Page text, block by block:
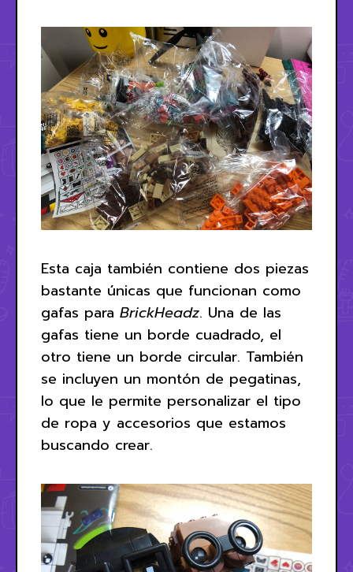
Esta caja también contiene dos piezas
bastante únicas que funcionan como
gafas para BrickHeadz. Una de las
gafas tiene un borde cuadrado, el
otro tiene un borde circular. También
se incluyen un montón de pegatinas,
lo que le permite personalizar el tipo
de ropa y accesorios que estamos
buscando crear.